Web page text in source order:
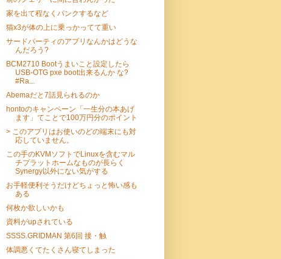
家を出て程なくパンクするなど
猫x3が体の上に乗っかってて重い
サードパーティのアプリなんかはどうな
んだろう?
BCM2710 Bootうまいこと設定したら
USB-OTG pxe boot出来るんか な?
#Ra...
Abemaだと7話見られるのか
hontoのキャンペーン「一生分の本あげ
ます」てことで100万円分のポイント
> このアプリはお使いのどの端末にも対
応していません。
この手のKVMソフトでLinuxを含むマル
チプラットホームなものが長らく
Synergy以外にない気がする
お手軽便利そうだけどちょっと怖い感も
ある
何枚か欲しいかも
資料がupされている
SSSS.GRIDMAN 第6回 接・触
体調悪くてたくさん寝てしまった